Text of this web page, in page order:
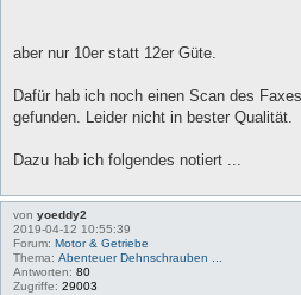
aber nur 10er statt 12er Güte.
Dafür hab ich noch einen Scan des
gefunden. Leider nicht in bester Qualität.
Dazu hab ich folgendes notiert ...
von yoeddy2
2019-04-12 10:55:39
Forum: Motor & Getriebe
Thema: Abenteuer Dehnschrauben ...
Antworten: 80
Zugriffe: 29003